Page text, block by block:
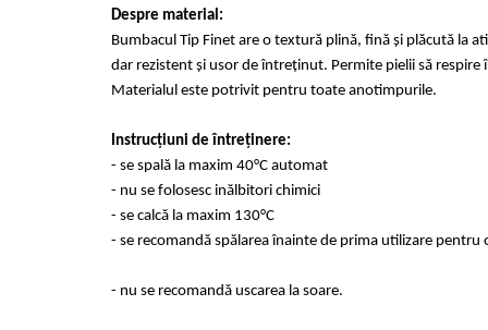
Despre material:
Bumbacul Tip Finet are o textură plină, fină și plăcută la
dar rezistent și usor de întreținut. Permite pielii să respire
Materialul este potrivit pentru toate anotimpurile.
Instrucțiuni de întreținere:
- se spală la maxim 40°C automat
- nu se folosesc inălbitori chimici
- se calcă la maxim 130°C
- se recomandă spălarea înainte de prima utilizare pentru
- nu se recomandă uscarea la soare.